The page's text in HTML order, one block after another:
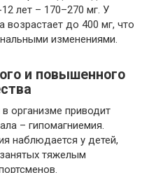
лет – 170–270 мг. У
возрастает до 400 мг, что
изменениями.
и повышенного
организме приводит
– гипомагниемия.
наблюдается у детей,
тяжелым